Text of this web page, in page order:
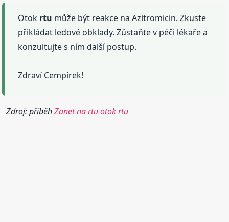
Otok rtu může být reakce na Azitromicin. Zkuste
přikládat ledové obklady. Zůstaňte v péči lékaře a
konzultujte s ním další postup.
Zdraví Cempírek!
Zdroj: příběhZanet na rtu otok rtu